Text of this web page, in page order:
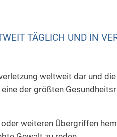
TÄGLICH UND IN
weltweit dar und die
der größten
weiteren Übergriffen